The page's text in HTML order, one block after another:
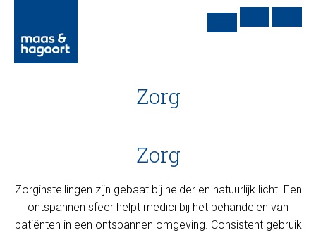
Zorg
Zorg
Zorginstellingen zijn gebaat bij helder en natuurlijk licht. Een
ontspannen sfeer helpt medici bij het behandelen van
patiënten in een ontspannen omgeving. Consistent gebruik